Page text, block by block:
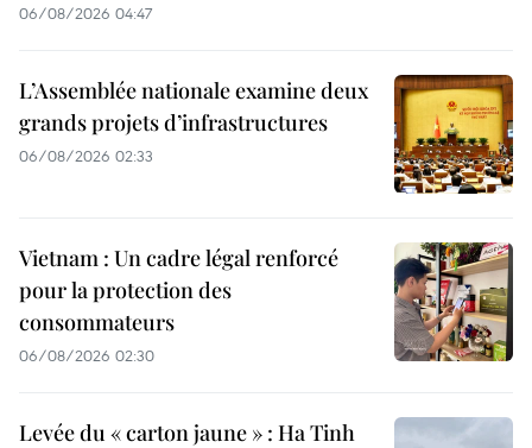
06/08/2026 04:47
L’Assemblée nationale examine deux
grands projets d’infrastructures
06/08/2026 02:33
Vietnam : Un cadre légal renforcé
pour la protection des
consommateurs
06/08/2026 02:30
Levée du « carton jaune » : Ha Tinh